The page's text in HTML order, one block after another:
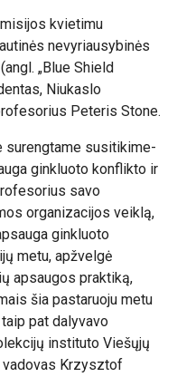
kvietimu
nevyriausybinės
„Blue Shield
Niukaslo
Peteris Stone.
surengtame susitikime-
ginkluoto konflikto ir
savo
organizacijos veiklą,
ginkluoto
metu, apžvelgė
apsaugos praktiką,
šia pastaruoju metu
pat dalyvavo
instituto Viešųjų
Krzysztof